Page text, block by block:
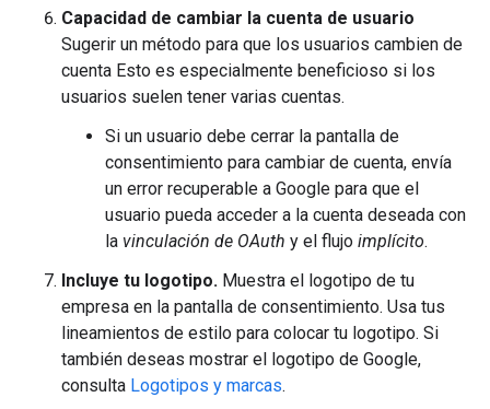
Capacidad de cambiar la cuenta de usuario
Sugerir un método para que los usuarios cambien de
cuenta Esto es especialmente beneficioso si los
usuarios suelen tener varias cuentas.
Si un usuario debe cerrar la pantalla de
consentimiento para cambiar de cuenta, envía
un error recuperable a Google para que el
usuario pueda acceder a la cuenta deseada con
la vinculación de OAuth y el flujo implícito.
Incluye tu logotipo. Muestra el logotipo de tu
empresa en la pantalla de consentimiento. Usa tus
lineamientos de estilo para colocar tu logotipo. Si
también deseas mostrar el logotipo de Google,
consulta Logotipos y marcas.